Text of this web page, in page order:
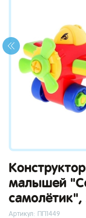
малышей
самолётик",
Артикул: ПП1449